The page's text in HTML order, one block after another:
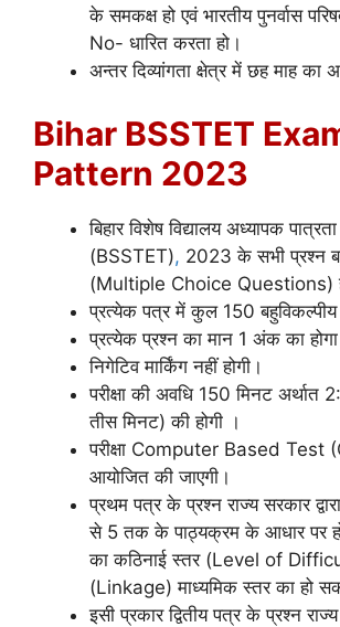
के समकक्ष हो एवं भारतीय पुनर्वास
No- धारित करता हो।
अन्तर दिव्यांगता क्षेत्र में छह माह का
Bihar BSSTET
Pattern 2023
बिहार विशेष विद्यालय अध्यापक पात्रता
(BSSTET), 2023 के सभी प्रश्न
(Multiple Choice Questions)
प्रत्येक पत्र में कुल 150 बहुविकल्पीय
प्रत्येक प्रश्न का मान 1 अंक का
निगेटिव मार्किंग नहीं होगी।
परीक्षा की अवधि 150 मिनट अर्थात
तीस मिनट) की होगी ।
परीक्षा Computer Based Test
आयोजित की जाएगी।
प्रथम पत्र के प्रश्न राज्य सरकार
से 5 तक के पाठ्यक्रम के आधार पर
का कठिनाई स्तर (Level of
(Linkage) माध्यमिक स्तर का हो
इसी प्रकार द्वितीय पत्र के प्रश्न राज्य